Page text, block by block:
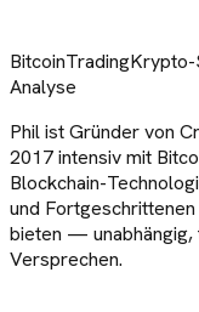
BitcoinTradingKrypto-
Analyse
Phil ist Gründer von
2017 intensiv mit
Blockchain-
und
bieten — unabhängig,
Versprechen.